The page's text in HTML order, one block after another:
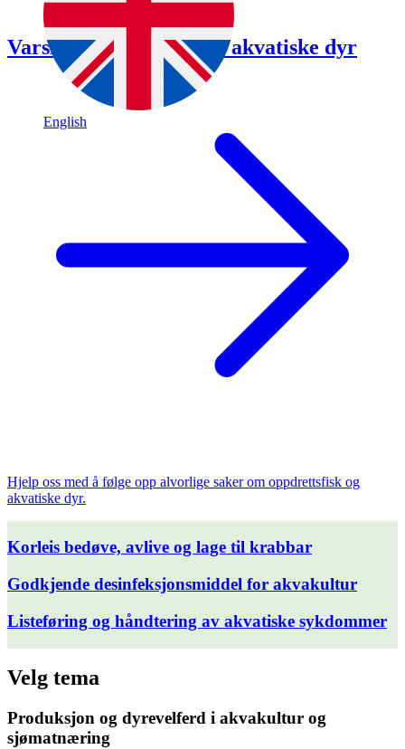
English
Varsle om fisk og andre akvatiske dyr
Hjelp oss med å følge opp alvorlige saker om oppdrettsfisk og
akvatiske dyr.
Korleis bedøve, avlive og lage til krabbar
Godkjende desinfeksjonsmiddel for akvakultur
Listeføring og håndtering av akvatiske sykdommer
Velg tema
Produksjon og dyrevelferd i akvakultur og
sjømatnæring